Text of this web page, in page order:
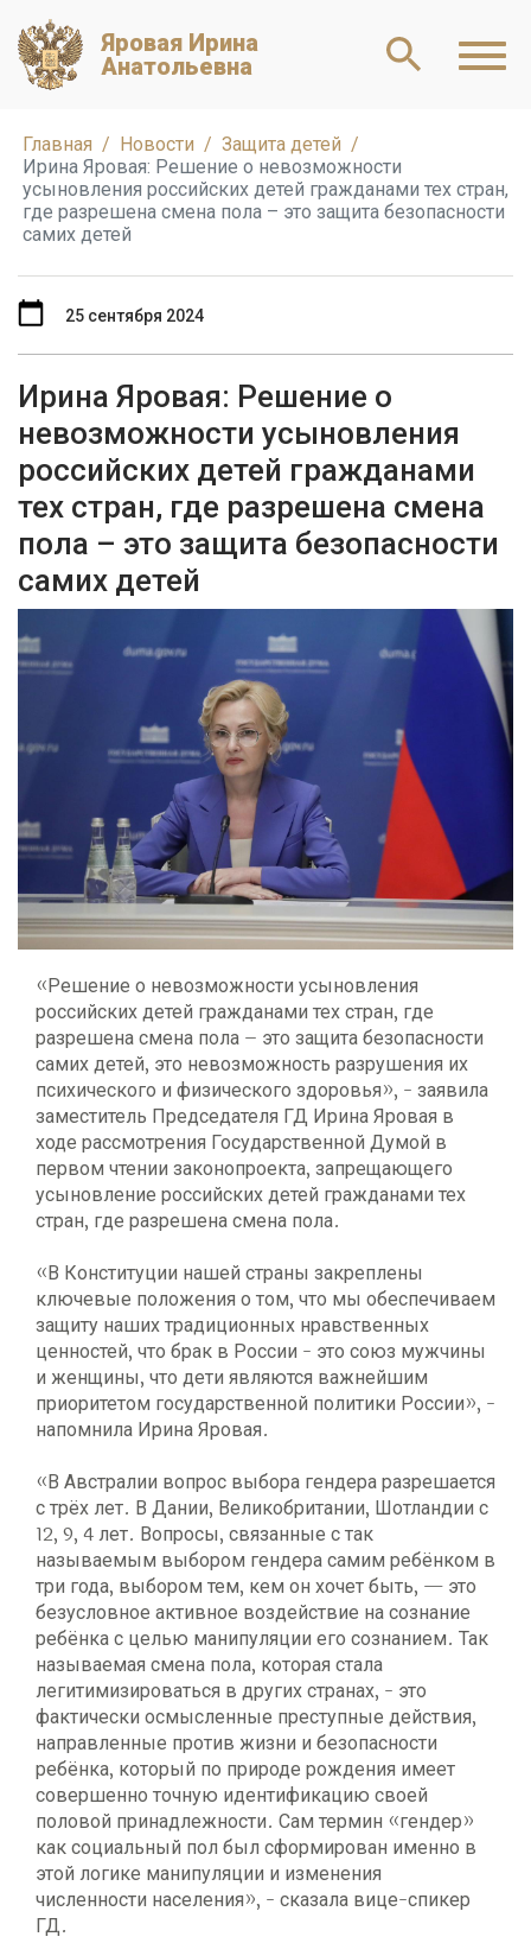
Яровая Ирина
Анатольевна
Главная Новости
Защита детей
Ирина Яровая: Решение о невозможности
усыновления российских детей гражданами тех стран,
где разрешена смена пола – это защита безопасности
самих детей
Ирина Яровая: Решение о
невозможности усыновления
российских детей гражданами
тех стран, где разрешена смена
пола – это защита безопасности
самих детей
25 сентября 2024
«Решение о невозможности усыновления
российских детей гражданами тех стран, где
разрешена смена пола – это защита безопасности
самих детей, это невозможность разрушения их
психического и физического здоровья», - заявила
заместитель Председателя ГД Ирина Яровая в
ходе рассмотрения Государственной Думой в
первом чтении законопроекта, запрещающего
усыновление российских детей гражданами тех
стран, где разрешена смена пола.
«В Конституции нашей страны закреплены
ключевые положения о том, что мы обеспечиваем
защиту наших традиционных нравственных
ценностей, что брак в России - это союз мужчины
и женщины, что дети являются важнейшим
приоритетом государственной политики России», -
напомнила Ирина Яровая.
«В Австралии вопрос выбора гендера разрешается
с трёх лет. В Дании, Великобритании, Шотландии с
12, 9, 4 лет. Вопросы, связанные с так
называемым выбором гендера самим ребёнком в
три года, выбором тем, кем он хочет быть, — это
безусловное активное воздействие на сознание
ребёнка с целью манипуляции его сознанием. Так
называемая смена пола, которая стала
легитимизироваться в других странах, - это
фактически осмысленные преступные действия,
направленные против жизни и безопасности
ребёнка, который по природе рождения имеет
совершенно точную идентификацию своей
половой принадлежности. Сам термин «гендер»
как социальный пол был сформирован именно в
этой логике манипуляции и изменения
численности населения», - сказала вице-спикер
ГД.